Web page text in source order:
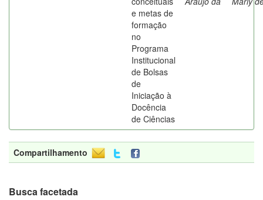
e metas de
formação
no
Programa
Institucional
de Bolsas
de
Iniciação à
Docência
de Ciências
Compartilhamento
Busca facetada